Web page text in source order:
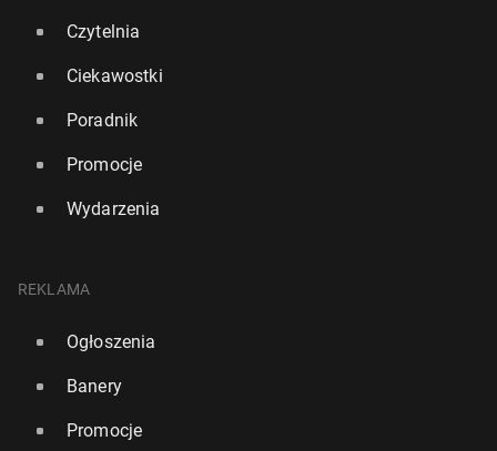
Czytelnia
Ciekawostki
Poradnik
Promocje
Wydarzenia
REKLAMA
Ogłoszenia
Banery
Promocje